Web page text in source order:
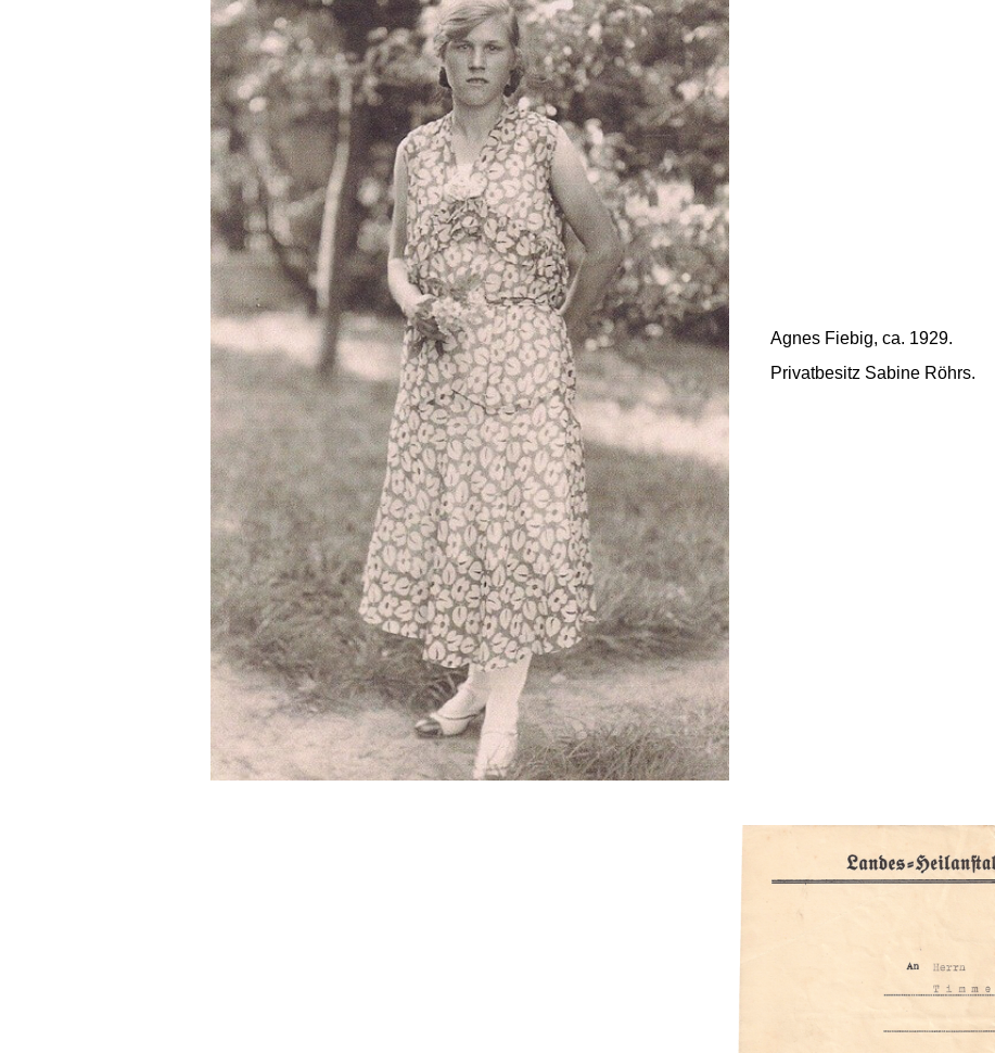
Agnes Fiebig, ca. 1929.
Privatbesitz Sabine Röhrs.